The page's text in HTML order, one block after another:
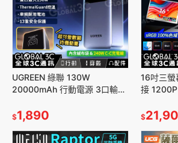
UGREEN 綠聯 130W
20000mAh 行動電源 3口輸出
UFCS/PD/PPS/QC/SCP
$1,890
16吋三螢
接
$